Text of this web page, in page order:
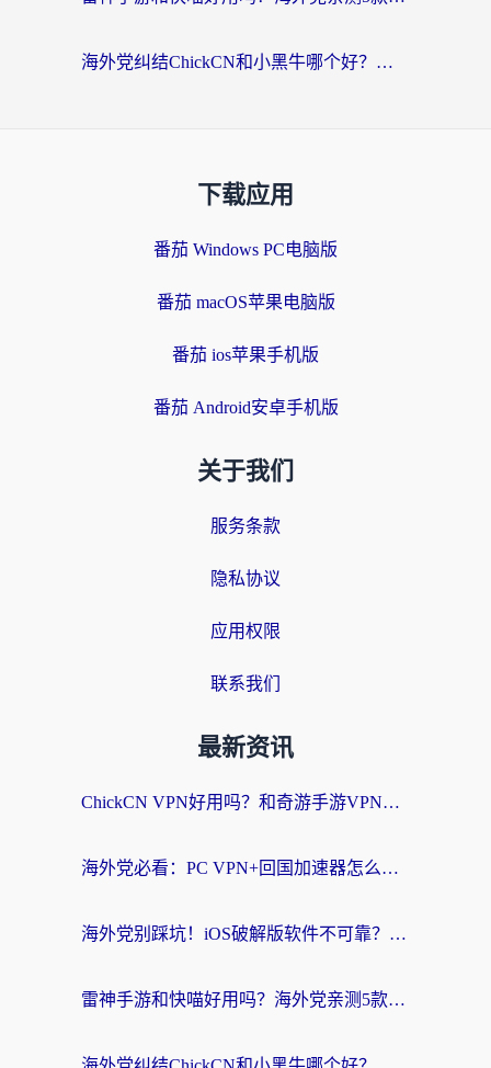
海外党纠结ChickCN和小黑牛哪个好？一篇帮你选对回国加速器的实用指南
下载应用
番茄 Windows PC电脑版
番茄 macOS苹果电脑版
番茄 ios苹果手机版
番茄 Android安卓手机版
关于我们
服务条款
隐私协议
应用权限
联系我们
最新资讯
ChickCN VPN好用吗？和奇游手游VPN对比哪个回国效果更好？海外党亲测实用指南
海外党必看：PC VPN+回国加速器怎么选？无缝访问国内资源全攻略
海外党别踩坑！iOS破解版软件不可靠？教你选对回国加速器无缝看国内资源
雷神手游和快喵好用吗？海外党亲测5款回国加速器，附斧牛Bling对比+微信视频号解决办法